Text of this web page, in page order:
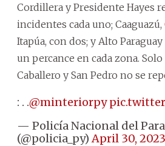
Cordillera y Presidente Hayes
incidentes cada uno;
Itapúa, con dos; y Alto
un percance en cada zona. Solo
Caballero y San Pedro no se
: . .@minteriorpy
— Policía Nacional del
(@policia_py)April 30, 2023